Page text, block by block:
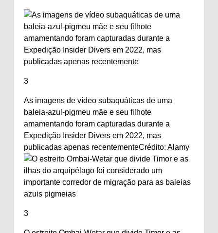
3
As imagens de vídeo subaquáticas de uma
baleia-azul-pigmeu mãe e seu filhote
amamentando foram capturadas durante a
Expedição Insider Divers em 2022, mas
publicadas apenas recentementeCrédito: Alamy
3